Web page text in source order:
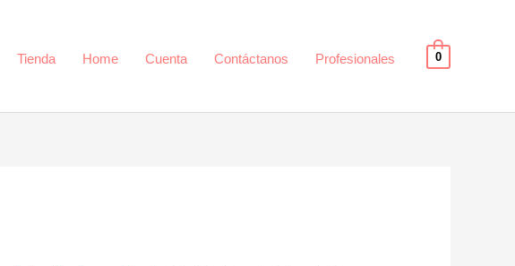
Tienda Home Cuenta Contáctanos Profesionales 0
tapa